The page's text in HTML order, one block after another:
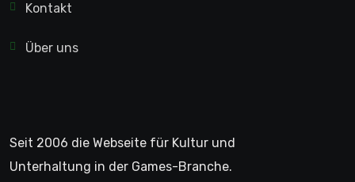
Kontakt
Über uns
Seit 2006 die Webseite für Kultur und
Unterhaltung in der Games-Branche.